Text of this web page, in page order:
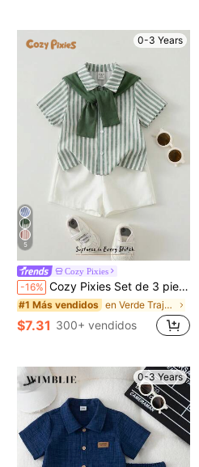
0-3 Years
5
Cozy Pixies
-16% Cozy Pixies Set de 3 piezas para bebé niño: Cárdigan de manga corta a rayas con cuello de chal de unicolor y pantalones cortos de cintura elástica
#1 Más vendidos en Verde Trajes de bebé niño
$7.31 300+ vendidos
0-3 Years